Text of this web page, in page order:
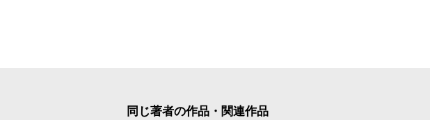
同じ著者の作品・関連作品